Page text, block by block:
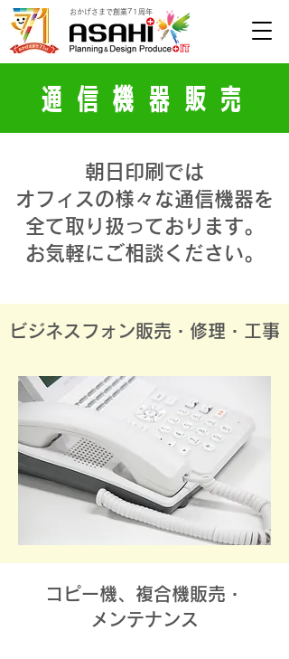
​おかげさまで創業71周年
​通信機器販売
朝日印刷では
オフィスの様々な通信機器を
全て取り扱っております。
お気軽にご相談ください。
ビジネスフォン販売・修理・工事
コピー機、複合機販売・
メンテナンス